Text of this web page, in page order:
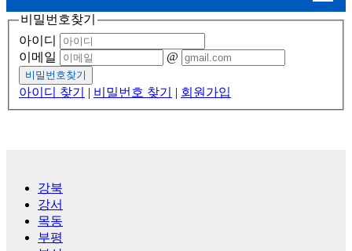
아이디 찾기
비밀번호찾기
아이디
이메일
@
아이디 찾기 | 비밀번호 찾기 | 회원가입
강북
강서
목동
부평